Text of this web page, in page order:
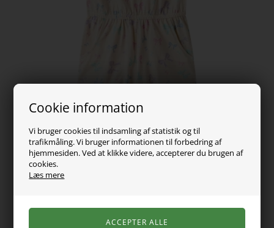
Cookie information
Vi bruger cookies til indsamling af statistik og til
trafikmåling. Vi bruger informationen til forbedring af
hjemmesiden. Ved at klikke videre, accepterer du brugen af
cookies.
Læs mere
109,00